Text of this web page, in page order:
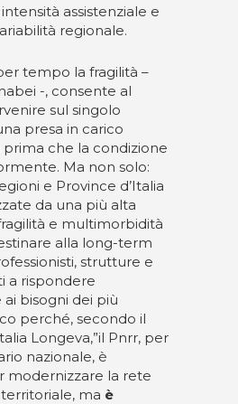
assistenziale e
regionale.
tempo la fragilità –
-, consente al
sul singolo
presa in carico
prima che la condizione
Ma non solo:
e Province d’Italia
da una più alta
e multimorbidità
alla long-term
strutture e
a rispondere
bisogni dei più
perché, secondo il
Longeva,”il Pnrr, per
nazionale, è
modernizzare la rete
territoriale, ma è